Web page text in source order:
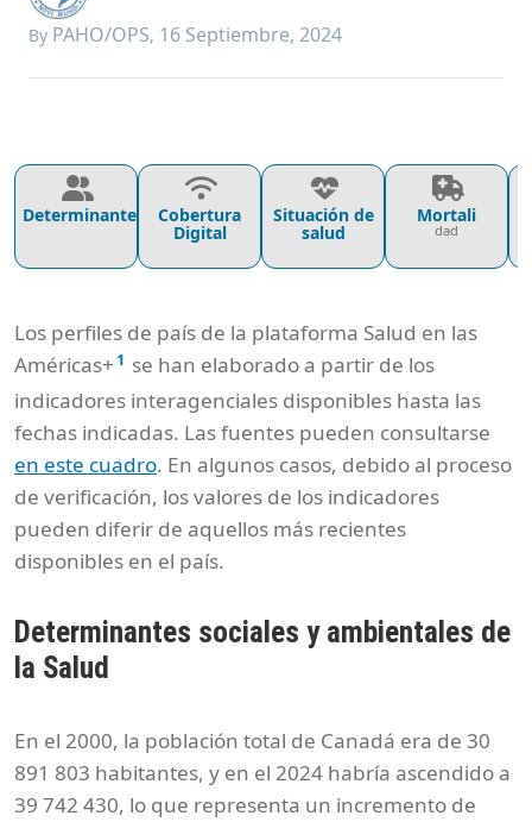
By PAHO/OPS, 16 Septiembre, 2024
Determinantes Cobertura
Digital
Situación de
salud
Mortali
dad
Los perfiles de país de la plataforma Salud en las
Américas+ 1 se han elaborado a partir de los
indicadores interagenciales disponibles hasta las
fechas indicadas. Las fuentes pueden consultarse
en este cuadro. En algunos casos, debido al proceso
de verificación, los valores de los indicadores
pueden diferir de aquellos más recientes
disponibles en el país.
Determinantes sociales y ambientales de
la Salud
En el 2000, la población total de Canadá era de 30
891 803 habitantes, y en el 2024 habría ascendido a
39 742 430, lo que representa un incremento de